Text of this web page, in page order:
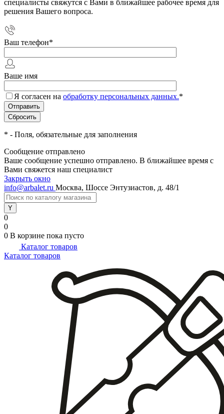
специалисты свяжутся с Вами в ближайшее рабочее время для
решения Вашего вопроса.
Ваш телефон*
Ваше имя
Я согласен на обработку персональных данных.*
* - Поля, обязательные для заполнения
Сообщение отправлено
Ваше сообщение успешно отправлено. В ближайшее время с
Вами свяжется наш специалист
Закрыть окно
info@arbalet.ru Москва, Шоссе Энтузиастов, д. 48/1
0
0
0 В корзине пока пусто
Каталог товаров
Каталог товаров